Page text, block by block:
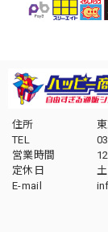
住所
TEL
営業時間
定休日
E-mail